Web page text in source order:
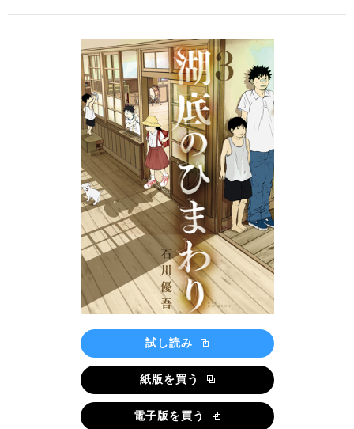
試し読み
紙版を買う
電子版を買う